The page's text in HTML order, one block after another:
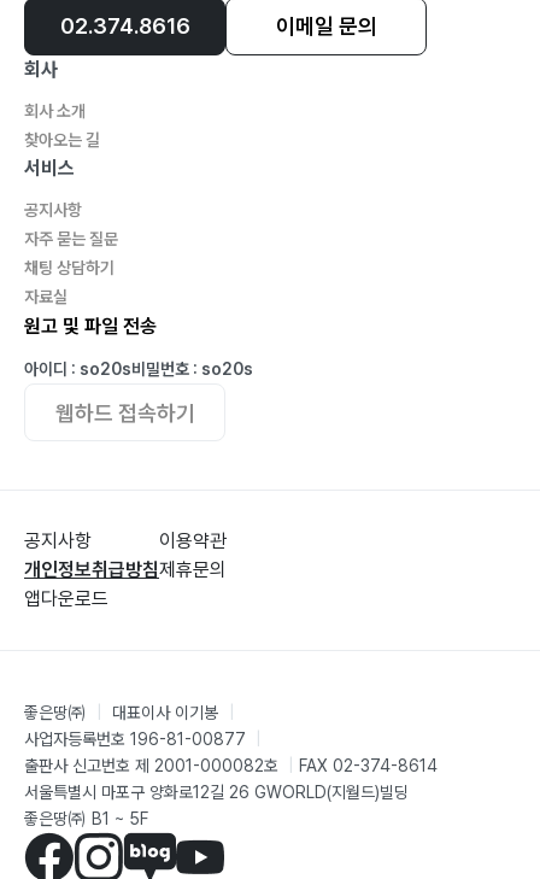
02.374.8616 이메일 문의
회사
회사 소개
찾아오는 길
서비스
공지사항
자주 묻는 질문
채팅 상담하기
자료실
원고 및 파일 전송
아이디 : so20s비밀번호 : so20s
웹하드 접속하기
공지사항
개인정보취급방침
앱다운로드
이용약관
제휴문의
좋은땅㈜ 대표이사 이기봉
사업자등록번호 196-81-00877
출판사 신고번호 제 2001-000082호
FAX 02-374-8614
서울특별시 마포구 양화로12길 26 GWORLD(지월드)빌딩
좋은땅㈜ B1 ~ 5F